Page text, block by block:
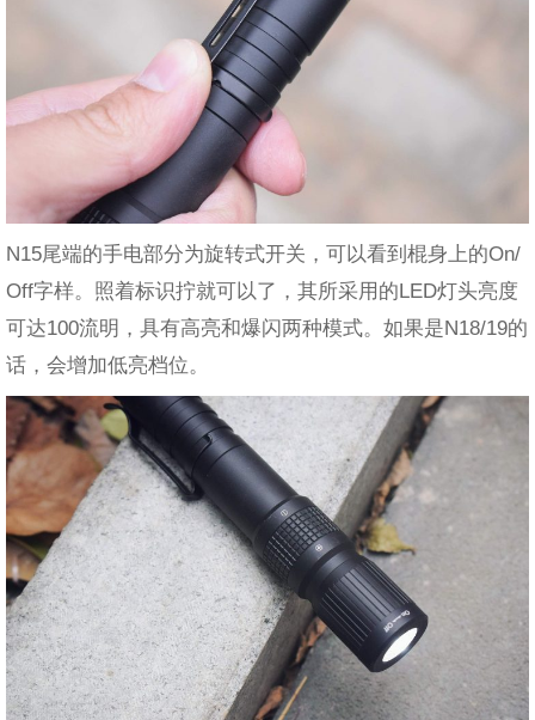
N15尾端的手电部分为旋转式开关，可以看到棍身上的On/
Off字样。照着标识拧就可以了，其所采用的LED灯头亮度
可达100流明，具有高亮和爆闪两种模式。如果是N18/19的
话，会增加低亮档位。